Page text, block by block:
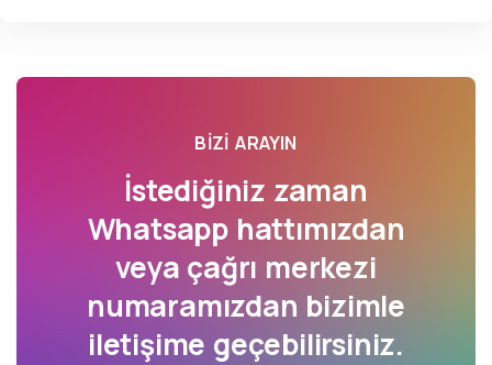
BIZI ARAYIN
İstediğiniz zaman
Whatsapp hattımızdan
veya çağrı merkezi
numaramızdan bizimle
iletişime geçebilirsiniz.